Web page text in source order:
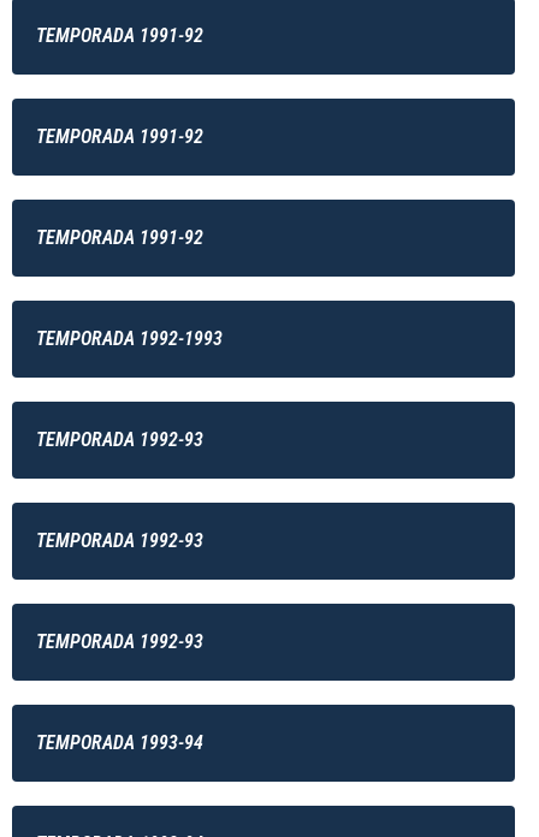
TEMPORADA 1991-92
TEMPORADA 1991-92
TEMPORADA 1991-92
TEMPORADA 1992-1993
TEMPORADA 1992-93
TEMPORADA 1992-93
TEMPORADA 1992-93
TEMPORADA 1993-94